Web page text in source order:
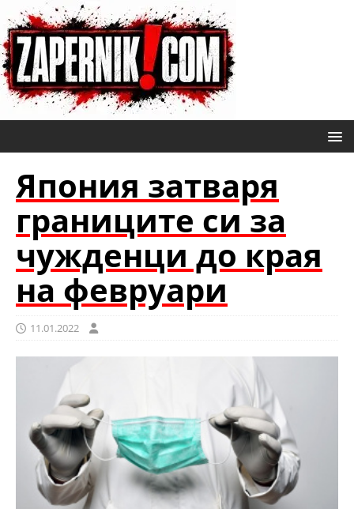
Япония затваря
границите си за
чужденци до края
на февруари
11.01.2022